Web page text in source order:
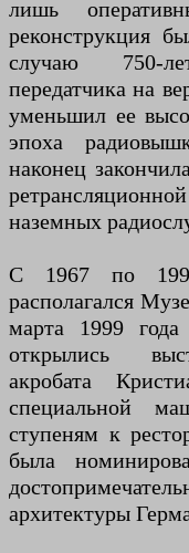
лишь
реконструкция
случаю 750-
передатчика на
уменьшил ее
эпоха
наконец
наземных
С 1967 по
располагался
марта 1999
открылись
акробата
специальной
ступеням к
была
архитектуры